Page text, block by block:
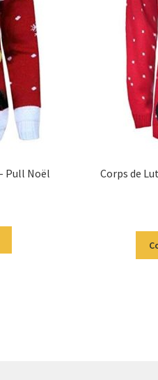
Pull Noël
Corps de